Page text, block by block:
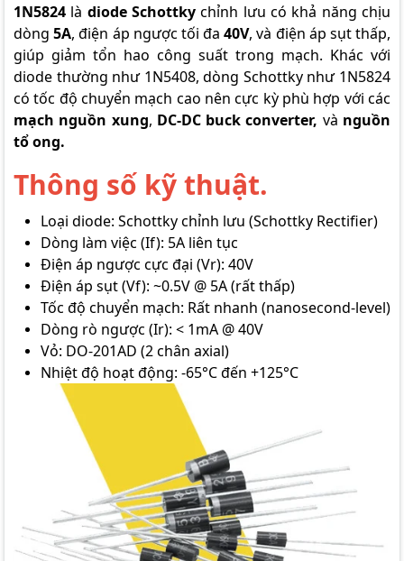
1N5824 là diode Schottky chỉnh lưu có khả năng chịu
dòng5A, điện áp ngược tối đa40V, và điện áp sụt thấp,
giúp giảm tổn hao công suất trong mạch. Khác với
diode thường như 1N5408, dòng Schottky như 1N5824
có tốc độ chuyển mạch cao nên cực kỳ phù hợp với các
mạch nguồn xung, DC-DC buck converter, và nguồn
tổ ong.
Thông số kỹ thuật.
Loại diode: Schottky chỉnh lưu (Schottky Rectifier)
Dòng làm việc (If): 5A liên tục
Điện áp ngược cực đại (Vr): 40V
Điện áp sụt (Vf): ~0.5V @ 5A (rất thấp)
Tốc độ chuyển mạch: Rất nhanh (nanosecond-level)
Dòng rò ngược (Ir): < 1mA @ 40V
Vỏ: DO-201AD (2 chân axial)
Nhiệt độ hoạt động: -65°C đến +125°C